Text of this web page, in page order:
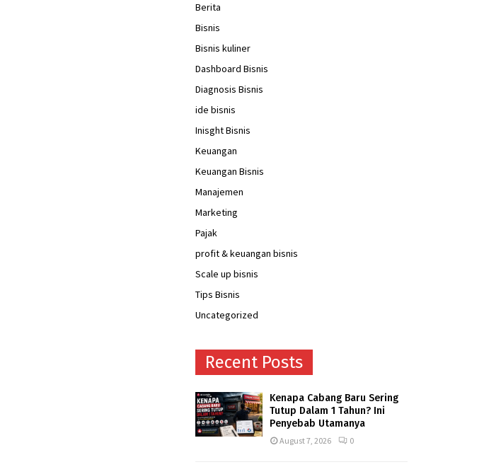
Berita
Bisnis
Bisnis kuliner
Dashboard Bisnis
Diagnosis Bisnis
ide bisnis
Inisght Bisnis
Keuangan
Keuangan Bisnis
Manajemen
Marketing
Pajak
profit & keuangan bisnis
Scale up bisnis
Tips Bisnis
Uncategorized
Recent Posts
Kenapa Cabang Baru Sering
Tutup Dalam 1 Tahun? Ini
Penyebab Utamanya
August 7, 2026 0